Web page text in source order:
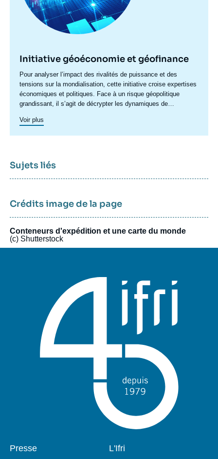
Initiative géoéconomie et géofinance
Accroche
centre
Pour analyser l’impact des rivalités de puissance et des
tensions sur la mondialisation, cette initiative croise expertises
économiques et politiques. Face à un risque géopolitique
grandissant, il s’agit de décrypter les dynamiques de
restrictions, politiques industrielles ou préoccupations de
confiance et en reconfigurant le système monétaire mondial.
Elles interrogent le rôle de plusieurs acteurs-clés : fonds
souverains, banques centrales, plateformes numériques,
financières. Dans un contexte de rupture profonde, il ne suffit
plus de raffiner les approches existantes. L'initiative est conçue
proposer à la fois des lectures globales et des analyses
ciblées. Elle permet également à des acteurs et experts
d’horizons variés d’en débattre librement.
Voir plus
Sujets liés
Crédits image de la page
Conteneurs d'expédition et une carte du monde
(c) Shutterstock
Pied
Presse
Navigation
L'Ifri